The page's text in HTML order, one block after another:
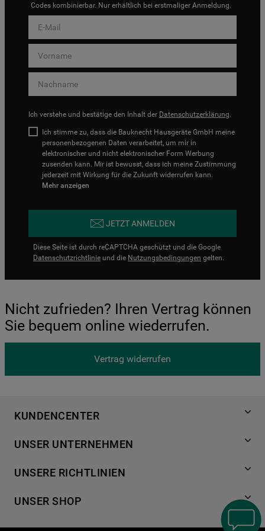
Codes kombinierbar. Nur erhältlich bei erstmaliger Anmeldung.
Ich verstehe und bestätige den Inhalt der Datenschutzerklärung.
Ich stimme zu, dass die Bauknecht Hausgeräte GmbH meine
personenbezogenen Daten verarbeitet, um mir in
elektronischer und nicht elektronischer Form Werbung
zusenden kann. Mir ist bewusst, dass ich meine Zustimmung
jederzeit mit Wirkung für die Zukunft widerrufen kann.
Mehr anzeigen
JETZT ANMELDEN
Diese Seite ist durch reCAPTCHA geschützt und die Google
Datenschutzrichtlinie und die Nutzungsbedingungen gelten.
Nicht zufrieden? Ihren Vertrag können
Sie bequem online wiederrufen.
Vertrag widerrufen
KUNDENCENTER
Händlersuche
Häufige Fragen
Kontakt
UNSER UNTERNEHMEN
Für Händler
Karriere
UNSERE RICHTLINIEN
Cookies
UNSER SHOP